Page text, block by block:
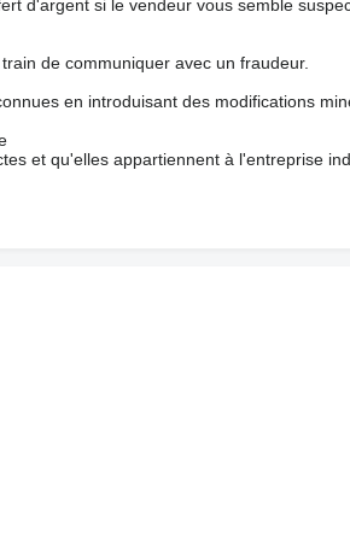
d'argent si le vendeur vous semble
de communiquer avec un fraudeur.
en introduisant des modifications
et qu'elles appartiennent à l'entreprise